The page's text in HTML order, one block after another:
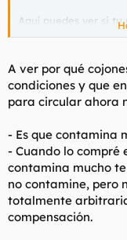
Aquí puedes ver si
no pasa.
La contaminación del
todas las marcas y
emisiones produce su
A ver por qué
condiciones y que
para circular ahora
- Es que contamina
- Cuando lo compré
contamina mucho
no contamine, pero
totalmente
compensación.